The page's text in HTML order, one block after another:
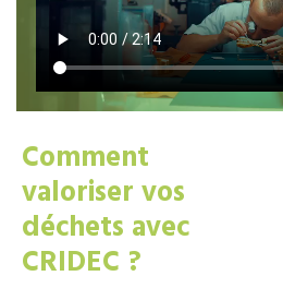
Comment
valoriser vos
déchets avec
CRIDEC ?